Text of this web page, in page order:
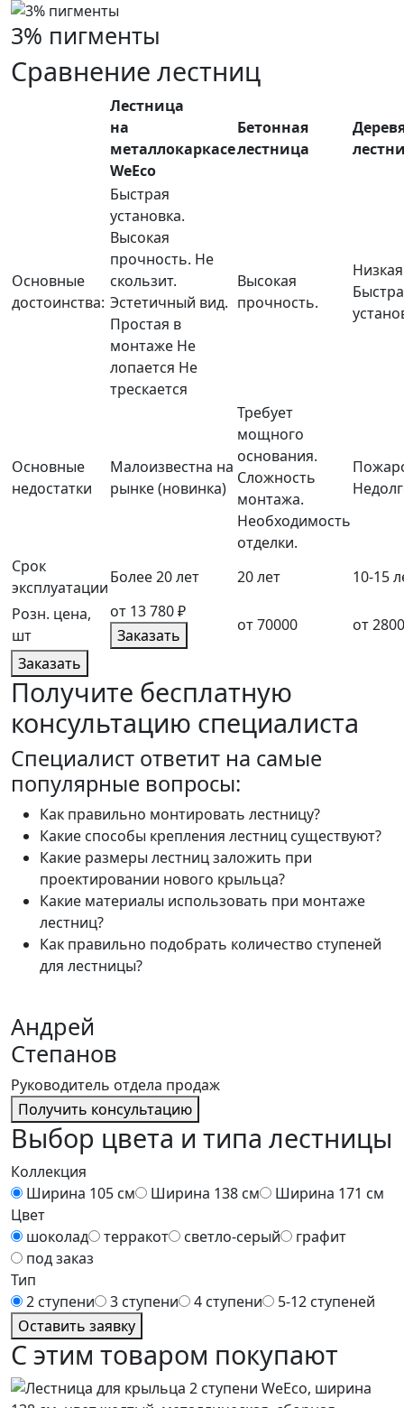
3% пигменты
Сравнение лестниц
Лестница
на
металлокаркасе
WeEco
Бетонная
лестница
Основные
достоинства:
Быстрая
установка.
Высокая
прочность. Не
скользит.
Эстетичный вид.
Простая в
монтаже Не
лопается Не
трескается
Высокая
прочность.
Основные
недостатки
Малоизвестна на
рынке (новинка)
Требует
мощного
основания.
Сложность
монтажа.
Необходимость
отделки.
Срок
эксплуатации
Более 20 лет 20 лет
10-15
Розн. цена,
шт
от 13 780 ₽
Заказать
от 70000
от
Заказать
Получите бесплатную
консультацию специалиста
Cпециалист ответит на самые
популярные вопросы:
Как правильно монтировать лестницу?
Какие способы крепления лестниц существуют?
Какие размеры лестниц заложить при
проектировании нового крыльца?
Какие материалы использовать при монтаже
лестниц?
Как правильно подобрать количество ступеней
для лестницы?
Андрей
Степанов
Руководитель отдела продаж
Получить консультацию
Выбор цвета и типа лестницы
Коллекция
Ширина 105 см
Ширина 138 см
Ширина 171 см
Цвет
шоколад
терракот светло-серый
графит
под заказ
Тип
2 ступени
3 ступени 4 ступени
5-12 ступеней
Оставить заявку
С этим товаром покупают